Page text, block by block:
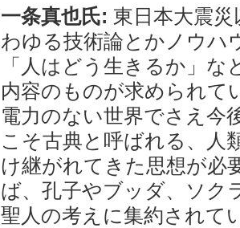
一条真也氏: 東日本大震
わゆる技術論とかノウハ
「人はどう生きるか」
内容のものが求められて
電力のない世界でさえ今
こそ古典と呼ばれる、人
け継がれてきた思想が必
ば、孔子やブッダ、ソク
聖人の考えに集約され